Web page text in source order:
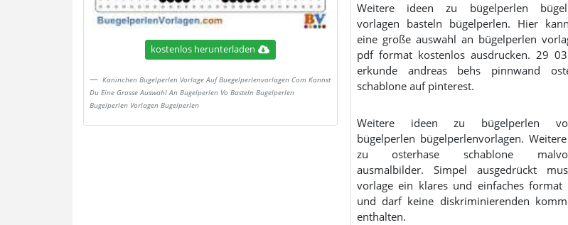
kostenlos herunterladen
Kaninchen Bugelperlen Vorlage Auf Buegelperlenvorlagen Com Kannst
Du Eine Grosse Auswahl An Bugelperlen Vo Basteln Bugelperlen
Bugelperlen Vorlagen Bugelperlen
Weitere ideen zu bügelperlen
vorlagen basteln bügelperlen. Hier kannst du
eine große auswahl an bügelperlen
pdf format kostenlos ausdrucken. 29 03 2020
erkunde andreas behs pinnwand
schablone auf pinterest.
Weitere ideen zu bügelperlen
bügelperlen bügelperlenvorlagen. Weitere ideen
zu osterhase schablone
ausmalbilder. Simpel ausgedrückt muss die
vorlage ein klares und einfaches format
und darf keine diskriminierenden
enthalten.